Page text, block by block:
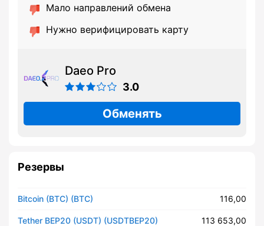
Мало направлений обмена
Нужно верифицировать карту
Daeo Pro
3.0
Обменять
Резервы
Bitcoin (BTC) (BTC) 116,00
Tether BEP20 (USDT) (USDTBEP20) 113 653,00